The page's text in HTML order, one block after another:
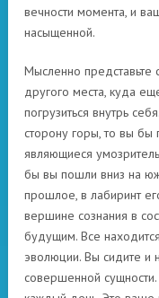
вечности момента, и
насыщенной.
Мысленно
другого места, куда
погрузиться внутрь
сторону горы, то вы бы
являющиеся
бы вы пошли вниз на
прошлое, в лабиринт
вершине сознания в
будущим. Все
эволюции. Вы сидите и
совершенной